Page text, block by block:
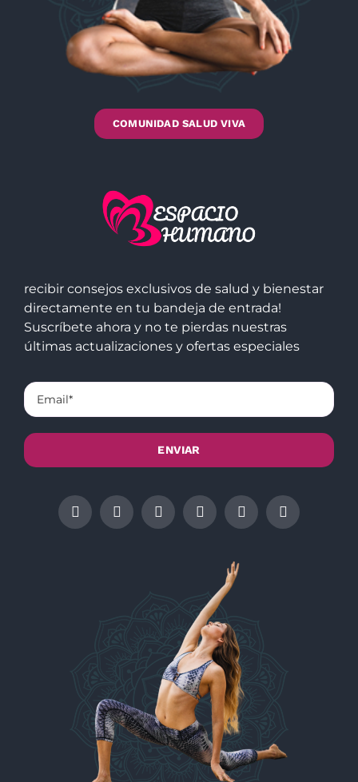
COMUNIDAD SALUD VIVA
recibir consejos exclusivos de salud y bienestar
directamente en tu bandeja de entrada!
Suscríbete ahora y no te pierdas nuestras
últimas actualizaciones y ofertas especiales